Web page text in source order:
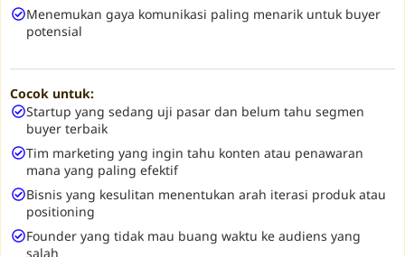
Menemukan gaya komunikasi paling menarik untuk buyer
potensial
Cocok untuk:
Startup yang sedang uji pasar dan belum tahu segmen
buyer terbaik
Tim marketing yang ingin tahu konten atau penawaran
mana yang paling efektif
Bisnis yang kesulitan menentukan arah iterasi produk atau
positioning
Founder yang tidak mau buang waktu ke audiens yang
salah